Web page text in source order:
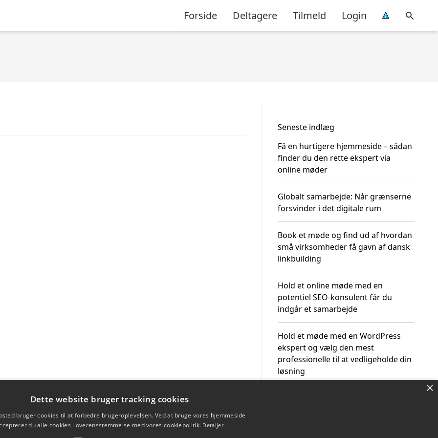
Forside Deltagere Tilmeld Login
Seneste indlæg
Få en hurtigere hjemmeside – sådan
finder du den rette ekspert via
online møder
Globalt samarbejde: Når grænserne
forsvinder i det digitale rum
Book et møde og find ud af hvordan
små virksomheder få gavn af dansk
linkbuilding
Hold et online møde med en
potentiel SEO-konsulent får du
indgår et samarbejde
Hold et møde med en WordPress
ekspert og vælg den mest
professionelle til at vedligeholde din
løsning
×
Dette website bruger tracking cookies
bruger cookies til at forbedre brugeroplevelsen. Ved at bruge vores hjemmeside
du alle cookies i overensstemmelse med vores cookiepolitik. Detaljer